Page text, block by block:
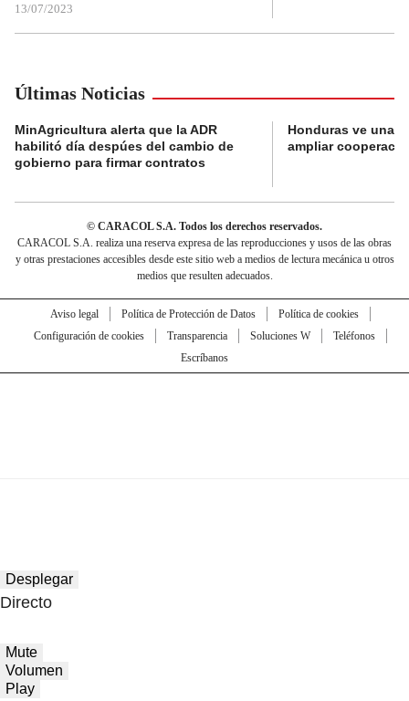
13/07/2023
Últimas Noticias
MinAgricultura alerta que la ADR
habilitó día despúes del cambio de
gobierno para firmar contratos
Honduras ve una
ampliar
© CARACOL S.A. Todos los derechos reservados.
CARACOL S.A. realiza una reserva expresa de las reproducciones y usos de las obras
y otras prestaciones accesibles desde este sitio web a medios de lectura mecánica u otros
medios que resulten adecuados.
Aviso legal Política de Protección de Datos
Política de cookies
Configuración de cookies
Transparencia Soluciones W
Teléfonos
Escríbanos
Desplegar
Directo
Mute
Volumen
Play